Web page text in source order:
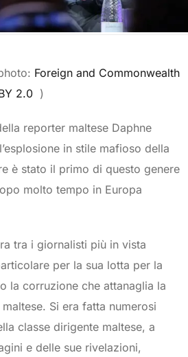
Foreign and Commonwealth
2.0 )
reporter maltese Daphne
in stile mafioso della
è stato il primo di questo genere
molto tempo in Europa
tra i giornalisti più in vista
per la sua lotta per la
la corruzione che attanaglia la
Si era fatta numerosi
classe dirigente maltese, a
e delle sue rivelazioni,